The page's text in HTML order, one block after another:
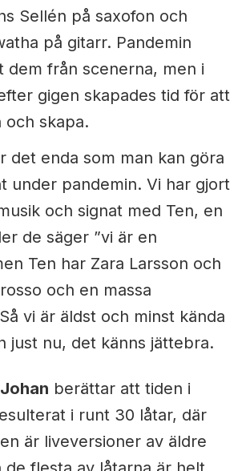
Sellén på saxofon och
på gitarr. Pandemin
dem från scenerna, men i
gigen skapades tid för att
och skapa.
det enda som man kan göra
under pandemin. Vi har gjort
och signat med Ten, en
de säger ”vi är en
Ten har Zara Larsson och
och en massa
vi är äldst och minst kända
just nu, det känns jättebra.
berättar att tiden i
i runt 30 låtar, där
är liveversioner av äldre